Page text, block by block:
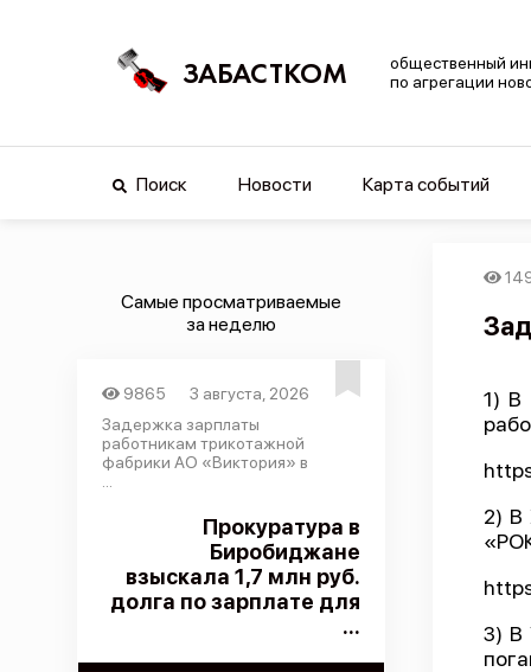
ЗАБАСТКОМ
общественный
по агрегации
Поиск Новости Карта событий
Самые просматриваемые
за неделю
9865
3 августа, 2026
Задержка зарплаты
работникам трикотажной
фабрики АО «Виктория» в
Прокуратура в
Биробиджане
взыскала 1,7 млн руб.
долга по зарплате для
...
1) В
2) В
3) В